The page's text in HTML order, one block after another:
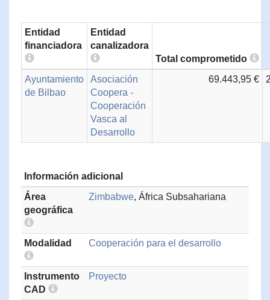
Entidad
financiadora
Entidad
canalizadora
Total comprometido
Ayuntamiento
de Bilbao
Asociación
Coopera -
Cooperación
Vasca al
Desarrollo
69.443,95 €
Información adicional
Área
geográfica
Zimbabwe, África Subsahariana
Modalidad Cooperación para el desarrollo
Instrumento
CAD
Proyecto